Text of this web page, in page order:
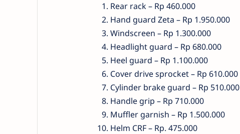
Rear rack – Rp 460.000
Hand guard Zeta – Rp 1.950.000
Windscreen – Rp 1.300.000
Headlight guard – Rp 680.000
Heel guard – Rp 1.100.000
Cover drive sprocket – Rp 610.000
Cylinder brake guard – Rp 510.000
Handle grip – Rp 710.000
Muffler garnish – Rp 1.500.000
Helm CRF – Rp. 475.000